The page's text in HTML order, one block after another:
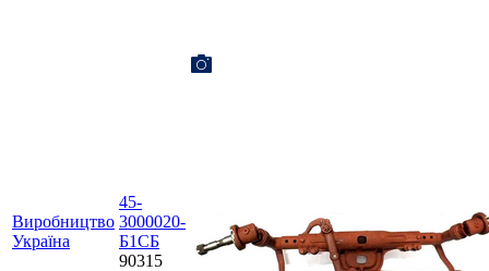
Виробництво
Україна
45-
3000020-
Б1СБ
90315